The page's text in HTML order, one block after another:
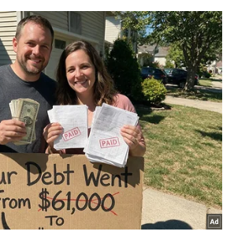
Ô tô
Xe máy
Tư vấn